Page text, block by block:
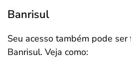
Banrisul
Seu acesso também pode
Banrisul. Veja como: